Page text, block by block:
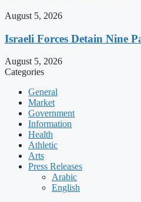
August 5, 2026
Israeli Forces Detain Nine
August 5, 2026
Categories
General
Market
Government
Information
Health
Athletic
Arts
Press Releases
Arabic
English